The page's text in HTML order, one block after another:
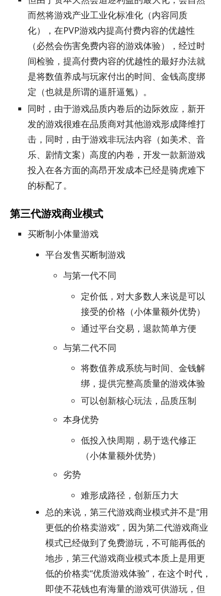
而然将游戏产业工业化标准化（内容同质
化），在PVP游戏内提高付费内容的优越性
（必然会伤害免费内容的游戏体验），经过时
间检验，提高付费内容的优越性的最好办法就
是将数值养成与玩家付出的时间、金钱高度绑
定（也就是所谓的逼肝逼氪）。
同时，由于游戏品质内卷后的边际效应，新开
发的游戏很难在品质商对其他游戏形成降维打
击，同时，由于游戏非玩法内容（如美术、音
乐、剧情文案）高度的内卷，开发一款新游戏
投入在各方面的高昂开发成本已经是骑虎难下
的标配了。
第三代游戏商业模式
买断制小体量游戏
平台发售买断制游戏
与第一代不同
定价低，对大多数人来说是可以
接受的价格（小体量额外优势）
通过平台交易，退款简单方便
与第二代不同
将数值养成系统与时间、金钱解
绑，提供完整高质量的游戏体验
可以创新核心玩法，品质压制
本身优势
低投入快周期，易于迭代修正
（小体量额外优势）
劣势
难形成路径，创新压力大
总的来说，第三代游戏商业模式并不是“用
更低的价格卖游戏”，因为第二代游戏商业
模式已经做到了免费游玩，不可能再低的
地步，第三代游戏商业模式本质上是用更
低的价格卖“优质游戏体验”，在这个时代，
即使不花钱也有海量的游戏可供游玩，但